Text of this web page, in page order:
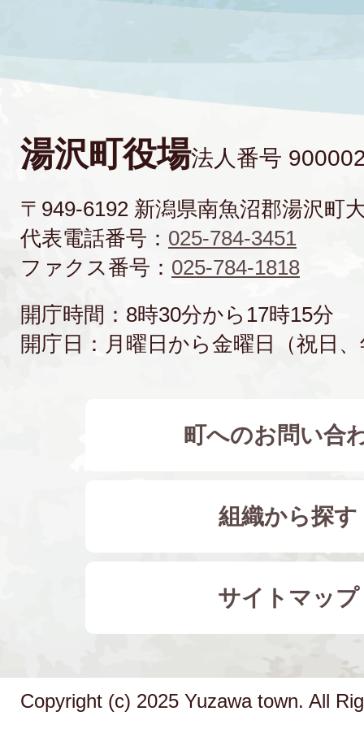
湯沢町役場法人番号
〒949-6192 新潟県南魚沼郡湯沢町
代表電話番号： 025-784-3451
ファクス番号： 025-784-1818
開庁時間：8時30分から17時15分
開庁日：月曜日から金曜日（祝日
町へのお問い合
組織から探す
サイトマップ
Copyright (c) 2025 Yuzawa town. All